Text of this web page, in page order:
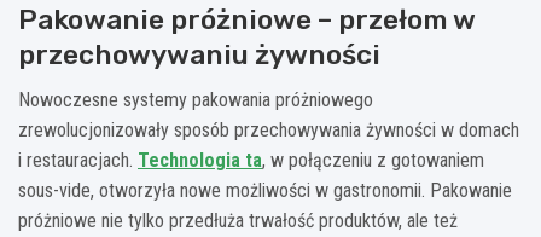
Pakowanie próżniowe – przełom w
przechowywaniu żywności
Nowoczesne systemy pakowania próżniowego
zrewolucjonizowały sposób przechowywania żywności w domach
i restauracjach. Technologia ta, w połączeniu z gotowaniem
sous-vide, otworzyła nowe możliwości w gastronomii. Pakowanie
próżniowe nie tylko przedłuża trwałość produktów, ale też